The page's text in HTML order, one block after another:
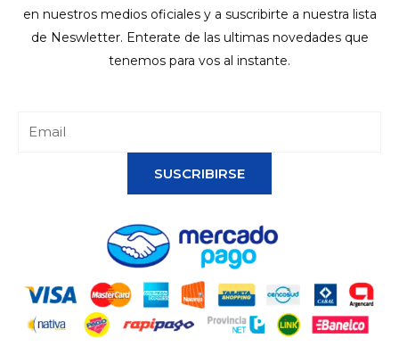
en nuestros medios oficiales y a suscribirte a nuestra lista
de Neswletter. Enterate de las ultimas novedades que
tenemos para vos al instante.
SUSCRIBIRSE